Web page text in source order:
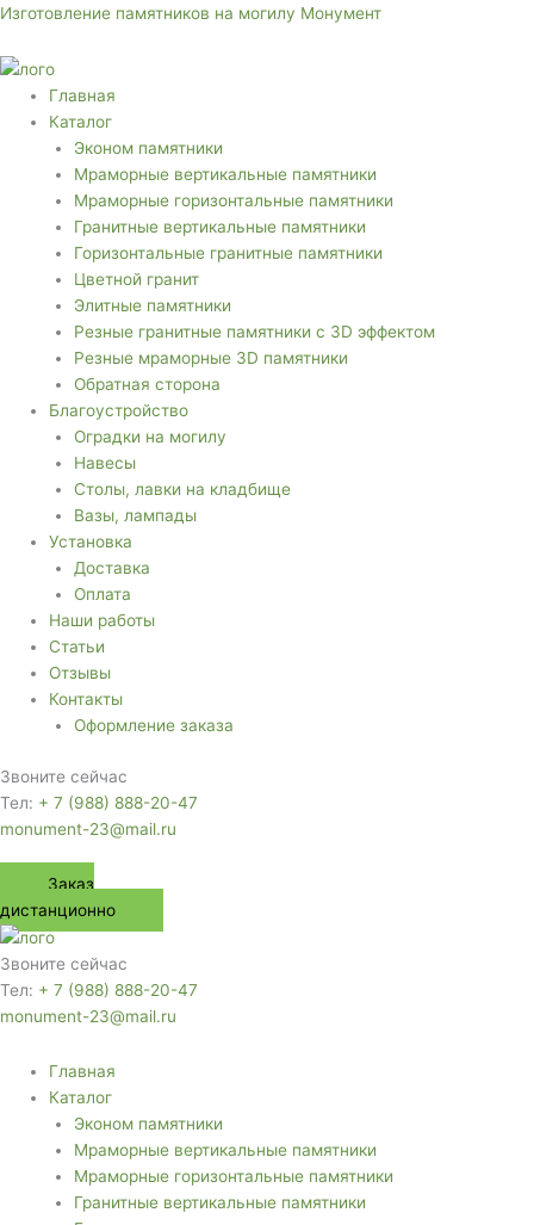
Перейти
содержимому
Изготовление памятников на могилу Монумент
Меню
Главная
Каталог
Эконом памятники
Мраморные вертикальные памятники
Мраморные горизонтальные памятники
Гранитные вертикальные памятники
Горизонтальные гранитные памятники
Цветной гранит
Элитные памятники
Резные гранитные памятники с 3D эффектом
Резные мраморные 3D памятники
Обратная сторона
Благоустройство
Оградки на могилу
Навесы
Столы, лавки на кладбище
Вазы, лампады
Установка
Доставка
Оплата
Наши работы
Статьи
Отзывы
Контакты
Оформление заказа
Звоните сейчас
Тел: + 7 (988) 888-20-47
monument-23@mail.ru
Заказ
дистанционно
Звоните сейчас
Тел: + 7 (988) 888-20-47
monument-23@mail.ru
Меню
Главная
Каталог
Эконом памятники
Мраморные вертикальные памятники
Мраморные горизонтальные памятники
Гранитные вертикальные памятники